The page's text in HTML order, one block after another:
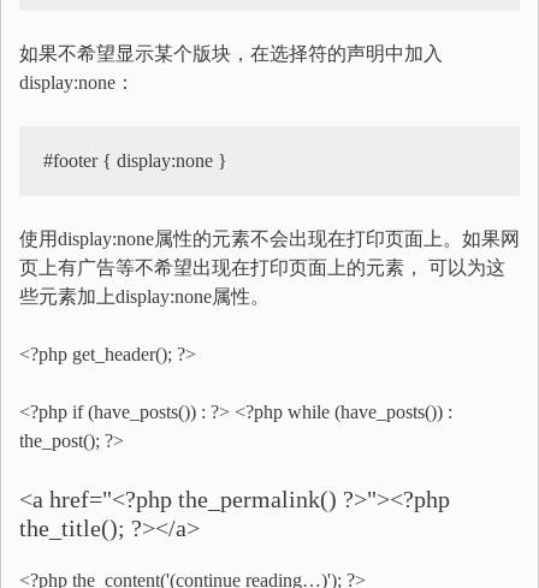
如果不希望显示某个版块，在选择符的声明中加入
display:none：
#footer { display:none }
使用display:none属性的元素不会出现在打印页面上。如果网
页上有广告等不希望出现在打印页面上的元素， 可以为这
些元素加上display:none属性。
<?php get_header(); ?>
<?php if (have_posts()) : ?> <?php while (have_posts()) :
the_post(); ?>
<a href="<?php the_permalink() ?>"><?php
the_title(); ?></a>
<?php the_content('(continue reading…)'); ?>